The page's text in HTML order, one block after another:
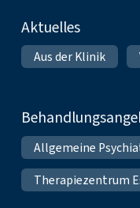
Fußnavigation
Aktuelles
Aus der Klinik
Allgemeine
Therapiezentrum